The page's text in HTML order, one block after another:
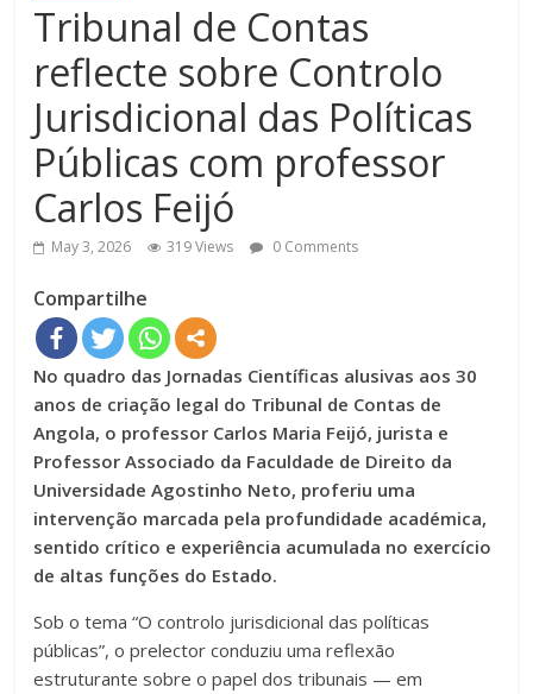
Tribunal de Contas
reflecte sobre Controlo
Jurisdicional das Políticas
Públicas com professor
Carlos Feijó
May 3, 2026 319 Views 0 Comments
Compartilhe
No quadro das Jornadas Científicas alusivas aos 30
anos de criação legal do Tribunal de Contas de
Angola, o professor Carlos Maria Feijó, jurista e
Professor Associado da Faculdade de Direito da
Universidade Agostinho Neto, proferiu uma
intervenção marcada pela profundidade académica,
sentido crítico e experiência acumulada no exercício
de altas funções do Estado.
Sob o tema “O controlo jurisdicional das políticas
públicas”, o prelector conduziu uma reflexão
estruturante sobre o papel dos tribunais — em